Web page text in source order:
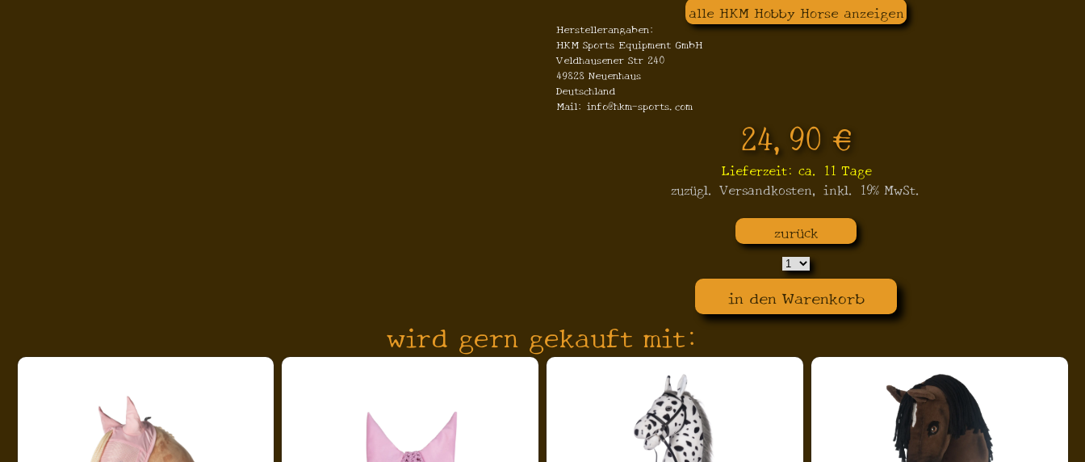
alle HKM Hobby Horse anzeigen
Herstellerangaben:
HKM Sports Equipment GmbH
Veldhausener Str 240
49828 Neuenhaus
Deutschland
Mail: info@hkm-sports.com
24,90 €
Lieferzeit: ca. 11 Tage
zuzügl. Versandkosten, inkl. 19% MwSt.
zurück
in den Warenkorb
wird gern gekauft mit: